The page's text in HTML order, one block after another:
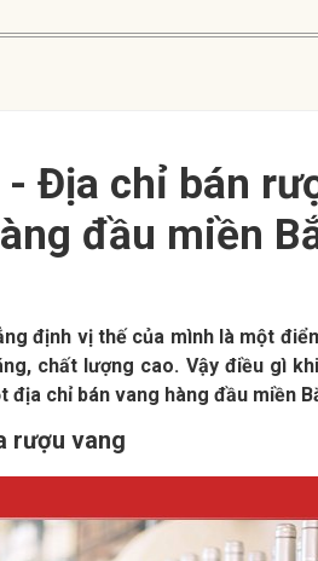
Địa chỉ bán
đầu miền
định vị thế của mình là một
chất lượng cao. Vậy điều gì
chỉ bán vang hàng đầu miền
rượu vang